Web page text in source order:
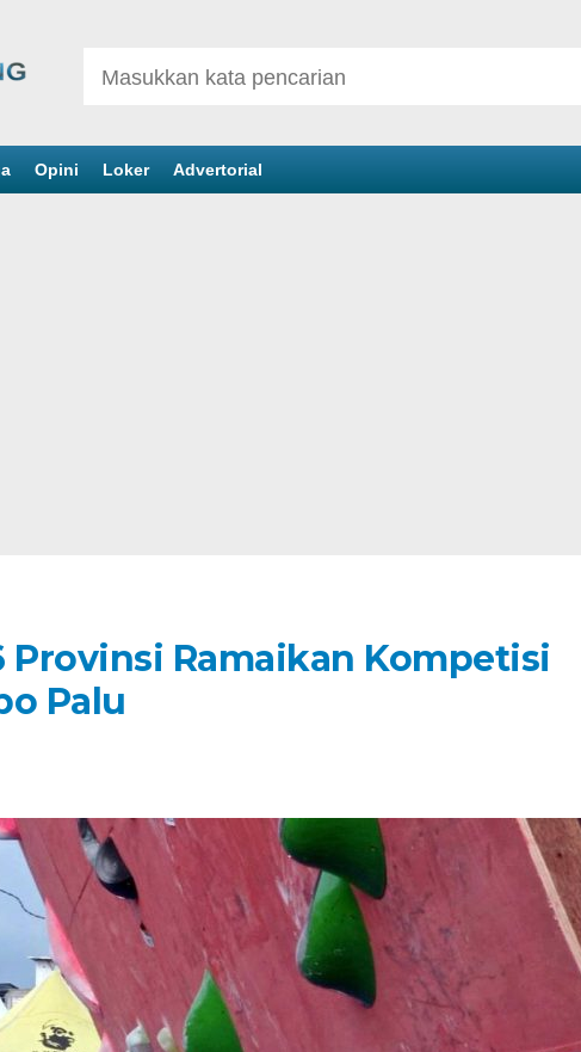
Opini Loker Advertorial
Provinsi Ramaikan Kompetisi
Palu